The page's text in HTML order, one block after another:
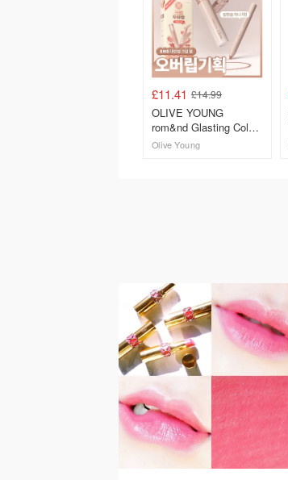
£11.41 £14.99
OLIVE YOUNG
rom&nd Glasting Color
Gloss 大豆米色 唇彩
Olive Young